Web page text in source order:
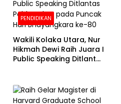
PENDIDIKAN
Wakili Kolaka Utara, Nur
Hikmah Dewi Raih Juara I
Public Speaking Ditlantas
Bhayangkara ke-80